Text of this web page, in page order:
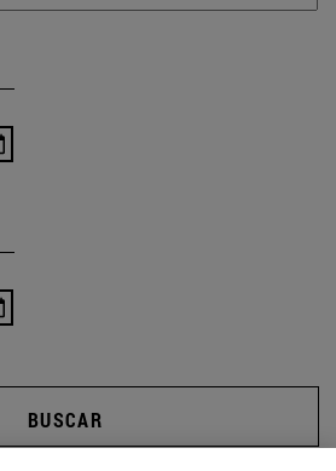
BUSCAR